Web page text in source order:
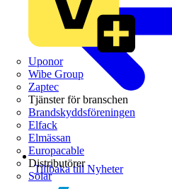
Uponor
Wibe Group
Zaptec
Tjänster för branschen
Brandskyddsföreningen
Elfack
Elmässan
Europacable
Distributörer
Solar
Tillbaka till Nyheter